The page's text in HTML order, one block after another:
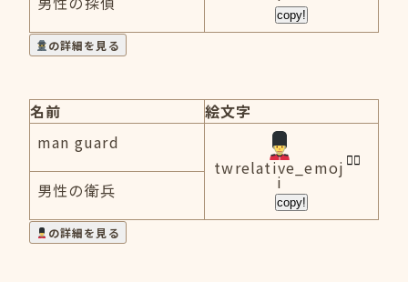
copy!
の詳細を見る
名前
絵文字
man guard
twrelative_emoj
i
copy!
男性の衛兵
の詳細を見る